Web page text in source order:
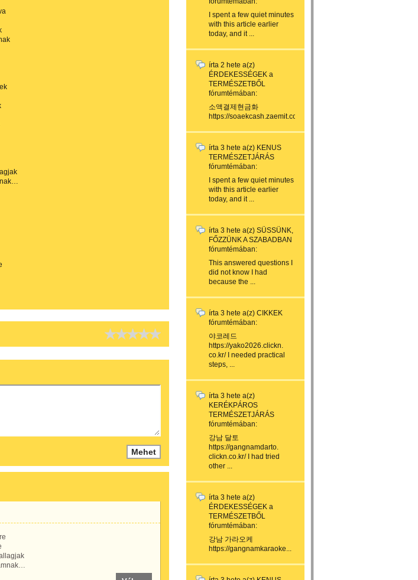
I spent a few quiet minutes
with this article earlier
today, and it ...
írta 2 hete a(z)
ÉRDEKESSÉGEK a
TERMÉSZETBŐL
fórumtémában:
소액결제현금화
https://soaekcash.zaemit.com/...
írta 3 hete a(z) KENUS
TERMÉSZETJÁRÁS
fórumtémában:
I spent a few quiet minutes
with this article earlier
today, and it ...
írta 3 hete a(z) SÜSSÜNK,
FŐZZÜNK A SZABADBAN
fórumtémában:
This answered questions I
did not know I had
because the ...
írta 3 hete a(z) CIKKEK
fórumtémában:
야코레드
https://yako2026.clickn.
co.kr/ I needed practical
steps, ...
írta 3 hete a(z)
KERÉKPÁROS
TERMÉSZETJÁRÁS
fórumtémában:
강남 달토
https://gangnamdarto.
clickn.co.kr/ I had tried
other ...
írta 3 hete a(z)
ÉRDEKESSÉGEK a
TERMÉSZETBŐL
fórumtémában:
강남 가라오케
https://gangnamkaraoke...